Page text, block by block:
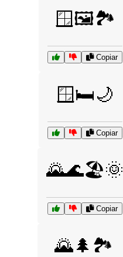
🪟🖼️🏞️
Copiar
🪟🛏️🌙
Copiar
🌄🌊🏖️🌞
Copiar
🌄🌲🏞️